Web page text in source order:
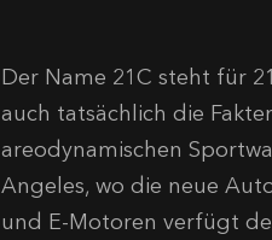
Der Name 21C steht für
auch tatsächlich die
areodynamischen
Angeles, wo die neue
und E-Motoren verfügt